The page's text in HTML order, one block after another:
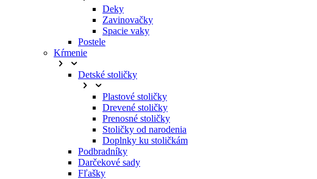
Deky
Zavinovačky
Spacie vaky
Postele
Kŕmenie
Detské stoličky
Plastové stoličky
Drevené stoličky
Prenosné stoličky
Stoličky od narodenia
Doplnky ku stoličkám
Podbradníky
Darčekové sady
Fľašky